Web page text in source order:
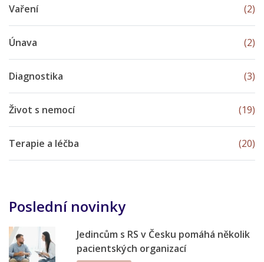
Vaření (2)
Únava (2)
Diagnostika (3)
Život s nemocí (19)
Terapie a léčba (20)
Poslední novinky
Jedincům s RS v Česku pomáhá několik
pacientských organizací